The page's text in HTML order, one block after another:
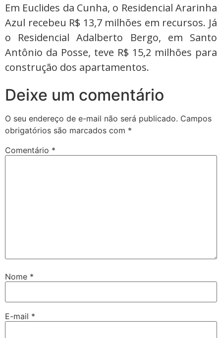
Em Euclides da Cunha, o Residencial Ararinha
Azul recebeu R$ 13,7 milhões em recursos. Já
o Residencial Adalberto Bergo, em Santo
Antônio da Posse, teve R$ 15,2 milhões para
construção dos apartamentos.
Deixe um comentário
O seu endereço de e-mail não será publicado. Campos
obrigatórios são marcados com *
Comentário *
Nome *
E-mail *